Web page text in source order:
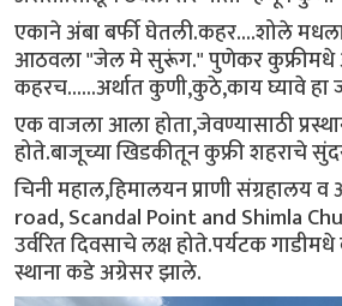
एकाने अंबा बर्फी घेतली.कहर....शोले
आठवला "जेल मे सुरूंग." पुणेकर कुफ्रीमधे
कहरच......अर्थात कुणी,कुठे,काय घ्यावे हा
एक वाजला आला होता,जेवण्यासाठी
होते.बाजूच्या खिडकीतून कुफ्री शहराचे
चिनी महाल,हिमालयन प्राणी संग्रहालय
road, Scandal Point and Shimla
उर्वरित दिवसाचे लक्ष होते.पर्यटक
स्थाना कडे अग्रेसर झाले.